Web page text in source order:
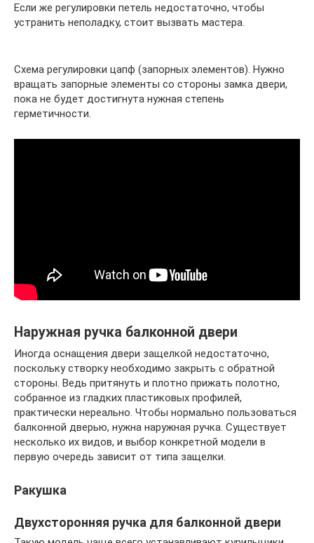
Если же регулировки петель недостаточно, чтобы
устранить неполадку, стоит вызвать мастера.
Схема регулировки цапф (запорных элементов). Нужно
вращать запорные элементы со стороны замка двери,
пока не будет достигнута нужная степень
герметичности.
Наружная ручка балконной двери
Иногда оснащения двери защелкой недостаточно,
поскольку створку необходимо закрыть с обратной
стороны. Ведь притянуть и плотно прижать полотно,
собранное из гладких пластиковых профилей,
практически нереально. Чтобы нормально пользоваться
балконной дверью, нужна наружная ручка. Существует
несколько их видов, и выбор конкретной модели в
первую очередь зависит от типа защелки.
Ракушка
Двухсторонняя ручка для балконной двери